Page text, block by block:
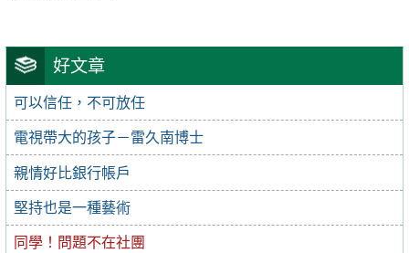
好文章
可以信任，不可放任
電視帶大的孩子－雷久南博士
親情好比銀行帳戶
堅持也是一種藝術
同學！問題不在社團